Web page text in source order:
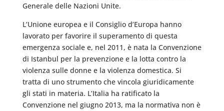
Generale delle Nazioni Unite.
L’Unione europea e il Consiglio d’Europa hanno
lavorato per favorire il superamento di questa
emergenza sociale e, nel 2011, è nata la Convenzione
di Istanbul per la prevenzione e la lotta contro la
violenza sulle donne e la violenza domestica. Si
tratta di uno strumento che vincola giuridicamente
gli stati in materia. L’Italia ha ratificato la
Convenzione nel giugno 2013, ma la normativa non è